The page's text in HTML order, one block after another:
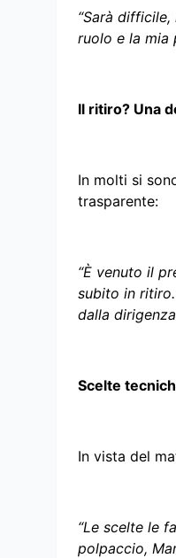
“Sarà
ruolo e la mia
Il ritiro? Una
In molti si
trasparente:
“È venuto il
subito in
dalla
Scelte
In vista del
“Le scelte le
polpaccio,